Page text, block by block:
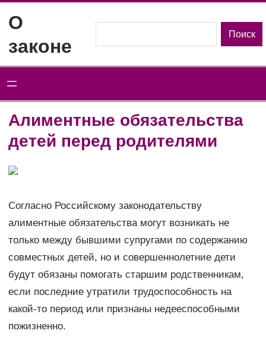
содержимому
О
законе
Поиск
Алиментные обязательства
детей перед родителями
Согласно Российскому законодательству
алиментные обязательства могут возникать не
только между бывшими супругами по содержанию
совместных детей, но и совершеннолетние дети
будут обязаны помогать старшим родственникам,
если последние утратили трудоспособность на
какой-то период или признаны недееспособными
пожизненно.